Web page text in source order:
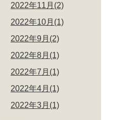
2022年11月(2)
2022年10月(1)
2022年9月(2)
2022年8月(1)
2022年7月(1)
2022年4月(1)
2022年3月(1)